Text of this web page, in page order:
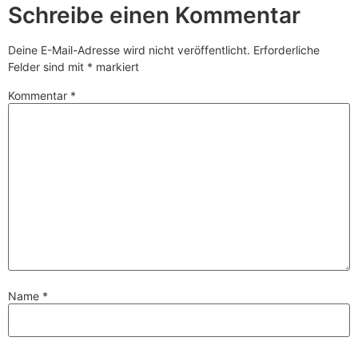
Schreibe einen Kommentar
Deine E-Mail-Adresse wird nicht veröffentlicht. Erforderliche
Felder sind mit * markiert
Kommentar *
Name *